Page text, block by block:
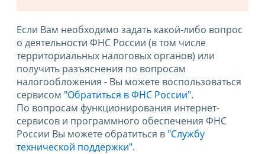
Если Вам необходимо задать какой-либо вопрос
о деятельности ФНС России (в том числе
территориальных налоговых органов) или
получить разъяснения по вопросам
налогообложения - Вы можете воспользоваться
сервисом "Обратиться в ФНС России".
По вопросам функционирования интернет-
сервисов и программного обеспечения ФНС
России Вы можете обратиться в "Службу
технической поддержки".